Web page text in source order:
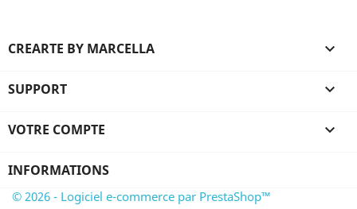
CREARTE BY MARCELLA 
SUPPORT 
VOTRE COMPTE 
INFORMATIONS
© 2026 - Logiciel e-commerce par PrestaShop™